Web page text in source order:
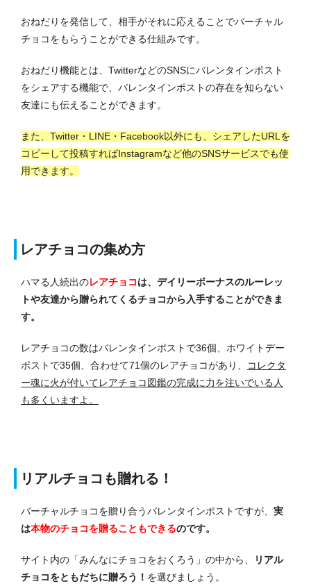
おねだりを発信して、相手がそれに応えることでバーチャル
チョコをもらうことができる仕組みです。
おねだり機能とは、TwitterなどのSNSにバレンタインポスト
をシェアする機能で、バレンタインポストの存在を知らない
友達にも伝えることができます。
また、Twitter・LINE・Facebook以外にも、シェアしたURLを
コピーして投稿すればInstagramなど他のSNSサービスでも使
用できます。
レアチョコの集め方
ハマる人続出のレアチョコは、デイリーボーナスのルーレッ
トや友達から贈られてくるチョコから入手することができま
す。
レアチョコの数はバレンタインポストで36個、ホワイトデー
ポストで35個、合わせて71個のレアチョコがあり、
コレクタ
ー魂に火が付いてレアチョコ図鑑の完成に力を注いでいる人
も多くいますよ。
リアルチョコも贈れる！
バーチャルチョコを贈り合うバレンタインポストですが、 実
は本物のチョコを贈ることもできるのです。
サイト内の「みんなにチョコをおくろう」の中から、
リアル
チョコをともだちに贈ろう！ を選びましょう。